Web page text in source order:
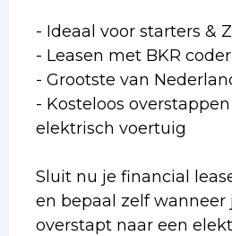
- Ideaal voor starters &
- Leasen met BKR
- Grootste van
- Kosteloos
elektrisch voertuig
Sluit nu je financial
en bepaal zelf wanneer
overstapt naar een